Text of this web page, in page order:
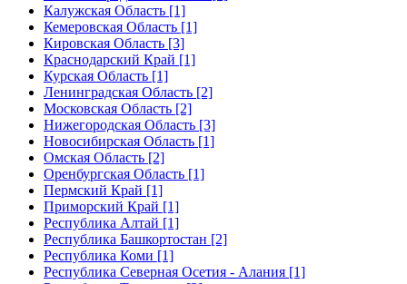
Калужская Область [1]
Кемеровская Область [1]
Кировская Область [3]
Краснодарский Край [1]
Курская Область [1]
Ленинградская Область [2]
Московская Область [2]
Нижегородская Область [3]
Новосибирская Область [1]
Омская Область [2]
Оренбургская Область [1]
Пермский Край [1]
Приморский Край [1]
Республика Алтай [1]
Республика Башкортостан [2]
Республика Коми [1]
Республика Северная Осетия - Алания [1]